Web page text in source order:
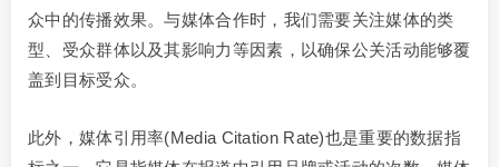
众中的传播效果。与媒体合作时，我们需要关注媒体的类
型、受众群体以及其影响力等因素，以确保公关活动能够覆
盖到目标受众。
此外，媒体引用率(Media Citation Rate)也是重要的数据指